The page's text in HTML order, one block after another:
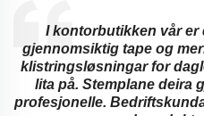
er det eit must-have-item,
frå Momocraft! Dei har
bruk som kundane
gjer dokument og pakker
våre er svært